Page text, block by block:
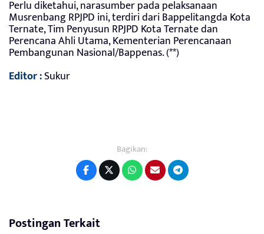
Perlu diketahui, narasumber pada pelaksanaan
Musrenbang RPJPD ini, terdiri dari Bappelitangda Kota
Ternate, Tim Penyusun RPJPD Kota Ternate dan
Perencana Ahli Utama, Kementerian Perencanaan
Pembangunan Nasional/Bappenas. (**)
Editor :Sukur
Bagikan:
Postingan Terkait